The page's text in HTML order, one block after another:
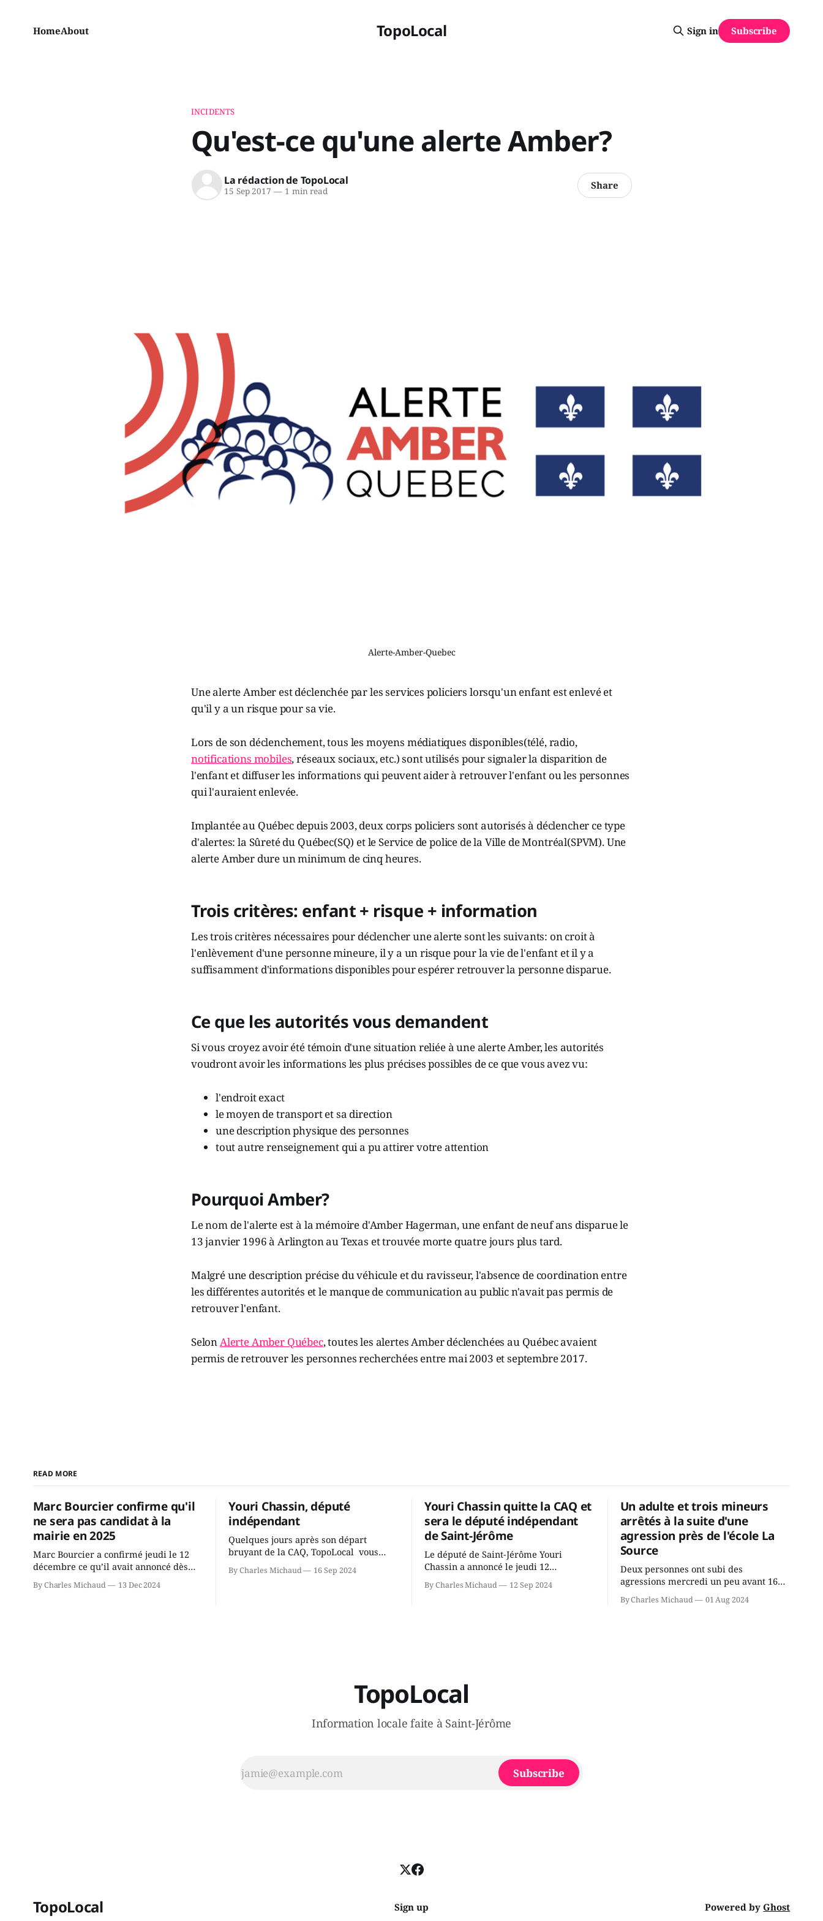
TopoLocal
HomeAbout Sign in Subscribe
INCIDENTS
Qu'est-ce qu'une alerte Amber?
La rédaction de TopoLocal
15 Sep 2017 —1 min read Share
Alerte-Amber-Quebec
Une alerte Amber est déclenchée par les services policiers lorsqu'un enfant est enlevé et
qu'il y a un risque pour sa vie.
Lors de son déclenchement, tous les moyens médiatiques disponibles(télé, radio,
notifications mobiles, réseaux sociaux, etc.) sont utilisés pour signaler la disparition de
l'enfant et diffuser les informations qui peuvent aider à retrouver l'enfant ou les personnes
qui l'auraient enlevée.
Implantée au Québec depuis 2003, deux corps policiers sont autorisés à déclencher ce type
d'alertes: la Sûreté du Québec(SQ) et le Service de police de la Ville de Montréal(SPVM). Une
alerte Amber dure un minimum de cinq heures.
Trois critères: enfant + risque + information
Les trois critères nécessaires pour déclencher une alerte sont les suivants: on croit à
l'enlèvement d'une personne mineure, il y a un risque pour la vie de l'enfant et il y a
suffisamment d'informations disponibles pour espérer retrouver la personne disparue.
Ce que les autorités vous demandent
Si vous croyez avoir été témoin d'une situation reliée à une alerte Amber, les autorités
voudront avoir les informations les plus précises possibles de ce que vous avez vu:
l'endroit exact
le moyen de transport et sa direction
une description physique des personnes
tout autre renseignement qui a pu attirer votre attention
Pourquoi Amber?
Le nom de l'alerte est à la mémoire d'Amber Hagerman, une enfant de neuf ans disparue le
13 janvier 1996 à Arlington au Texas et trouvée morte quatre jours plus tard.
Malgré une description précise du véhicule et du ravisseur, l'absence de coordination entre
les différentes autorités et le manque de communication au public n'avait pas permis de
retrouver l'enfant.
SelonAlerte Amber Québec, toutes les alertes Amber déclenchées au Québec avaient
permis de retrouver les personnes recherchées entre mai 2003 et septembre 2017.
READ MORE
Marc Bourcier confirme qu'il
ne sera pas candidat à la
mairie en 2025
Marc Bourcier a confirmé jeudi le 12
décembre ce qu’il avait annoncé dès
2021: il ne sollicitera pas de deuxième
mandat à titre de maire de Saint-
By Charles Michaud 13 Dec 2024
Youri Chassin, député
indépendant
Quelques jours après son départ
bruyant de la CAQ, TopoLocal vous
présente une conversation avec Youri
Chassin. Nous avons causé de sa
By Charles Michaud 16 Sep 2024
Youri Chassin quitte la CAQ et
sera le député indépendant
de Saint-Jérôme
Le député de Saint-Jérôme Youri
Chassin a annoncé le jeudi 12
septembre qu'il quitte le caucus de la
Coalition Avenir Québec de François
By Charles Michaud 12 Sep 2024
Un adulte et trois mineurs
arrêtés à la suite d'une
agression près de l'école La
Source
Deux personnes ont subi des
agressions mercredi un peu avant 16h
à proximité de l'école primaire La
Source dans le secteur Bellefeuille de
By Charles Michaud 01 Aug 2024
TopoLocal
Information locale faite à Saint-Jérôme
Subscribe
TopoLocal Sign up Powered byGhost